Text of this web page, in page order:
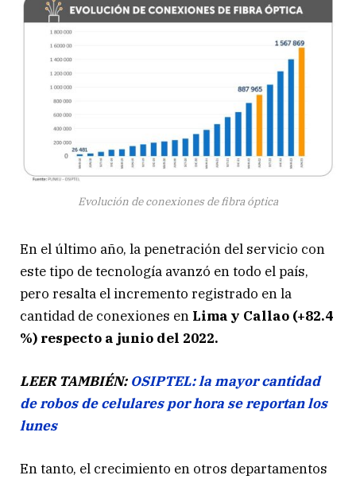
Evolución de conexiones de fibra óptica
En el último año, la penetración del servicio con
este tipo de tecnología avanzó en todo el país,
pero resalta el incremento registrado en la
cantidad de conexiones en Lima y Callao (+82.4
%) respecto a junio del 2022.
LEER TAMBIÉN: OSIPTEL: la mayor cantidad
de robos de celulares por hora se reportan los
lunes
En tanto, el crecimiento en otros departamentos